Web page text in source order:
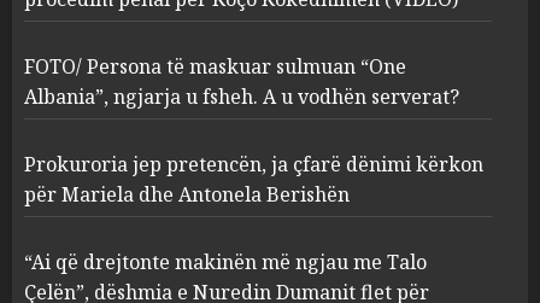
3
sulmuan “One Albania”,
ngjarja u fsheh. A u vodhën
serverat?
MARCH 25, 2025
Prokuroria jep pretencën, ja
çfarë dënimi kërkon për
Berishën
MARCH 25, 2025
FOTO/ Persona të maskuar sulmuan “One
Albania”, ngjarja u fsheh. A u vodhën serverat?
Prokuroria jep pretencën, ja çfarë dënimi kërkon
për Mariela dhe Antonela Berishën
“Ai që drejtonte makinën më ngjau me Talo
Çelën”, dëshmia e Nuredin Dumanit flet për